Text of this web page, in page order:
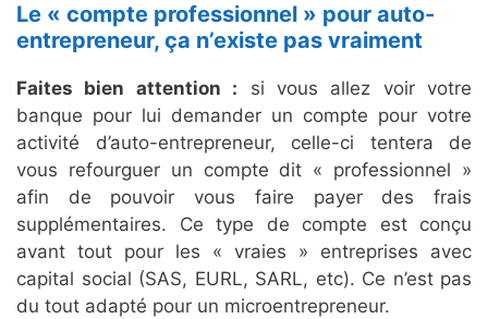
Le « compte professionnel » pour auto-
entrepreneur, ça n’existe pas vraiment
Faites bien attention : si vous allez voir votre
banque pour lui demander un compte pour votre
activité d’auto-entrepreneur, celle-ci tentera de
vous refourguer un compte dit « professionnel »
afin de pouvoir vous faire payer des frais
supplémentaires. Ce type de compte est conçu
avant tout pour les « vraies » entreprises avec
capital social (SAS, EURL, SARL, etc). Ce n’est pas
du tout adapté pour un microentrepreneur.